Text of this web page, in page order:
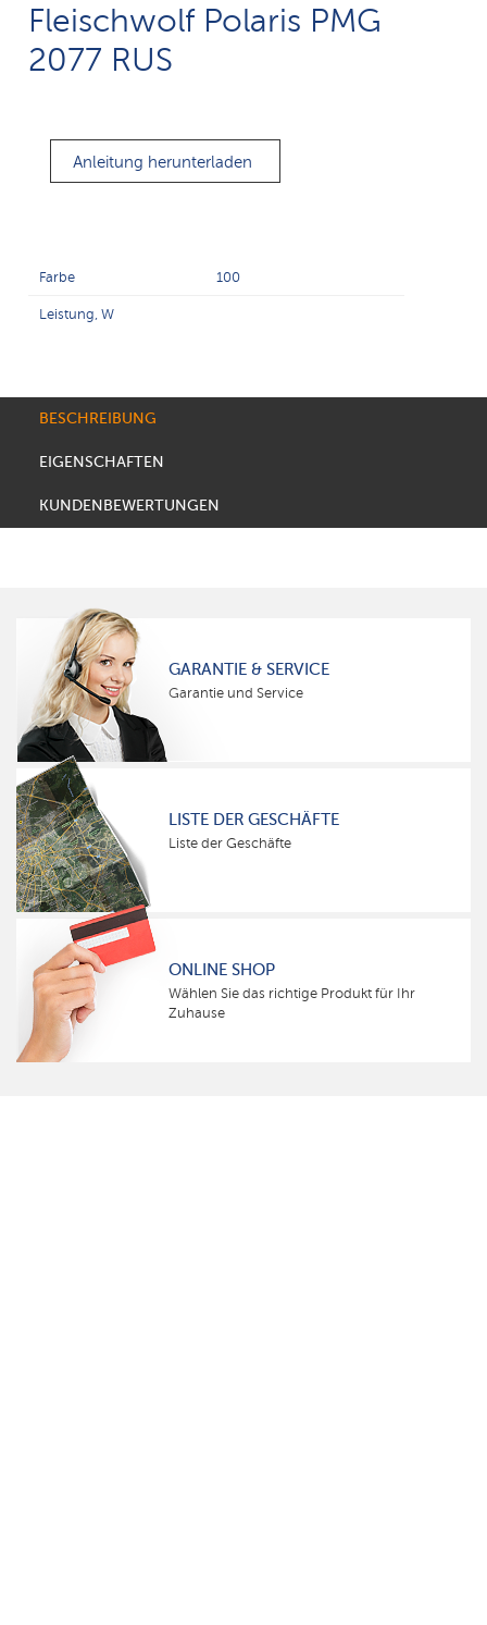
Fleischwolf Polaris PMG
2077 RUS
Anleitung herunterladen
Farbe 100
Leistung, W
BESCHREIBUNG
EIGENSCHAFTEN
KUNDENBEWERTUNGEN
GARANTIE & SERVICE
Garantie und Service
LISTE DER GESCHÄFTE
Liste der Geschäfte
ONLINE SHOP
Wählen Sie das richtige Produkt für Ihr
Zuhause